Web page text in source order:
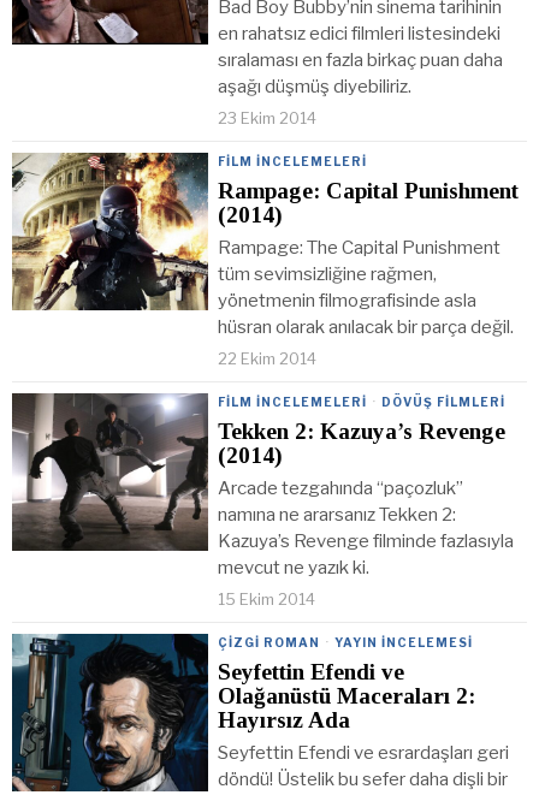
Bad Boy Bubby’nin sinema tarihinin
en rahatsız edici filmleri listesindeki
sıralaması en fazla birkaç puan daha
aşağı düşmüş diyebiliriz.
23 Ekim 2014
FILM İNCELEMELERI
Rampage: Capital Punishment
(2014)
Rampage: The Capital Punishment
tüm sevimsizliğine rağmen,
yönetmenin filmografisinde asla
hüsran olarak anılacak bir parça değil.
22 Ekim 2014
FILM İNCELEMELERI · DÖVÜŞ FILMLERI
Tekken 2: Kazuya’s Revenge
(2014)
Arcade tezgahında “paçozluk”
namına ne ararsanız Tekken 2:
Kazuya’s Revenge filminde fazlasıyla
mevcut ne yazık ki.
15 Ekim 2014
ÇIZGI ROMAN · YAYIN İNCELEMESI
Seyfettin Efendi ve
Olağanüstü Maceraları 2:
Hayırsız Ada
Seyfettin Efendi ve esrardaşları geri
döndü! Üstelik bu sefer daha dişli bir